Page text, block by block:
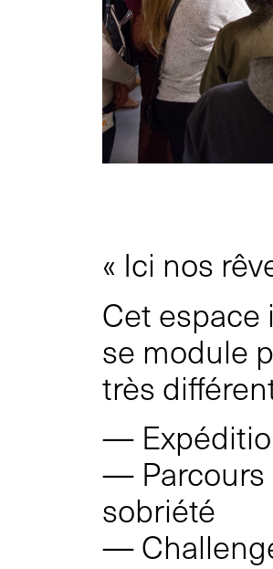
« Ici nos
Cet espace
se module
très
—
— Parcours
sobriété
—